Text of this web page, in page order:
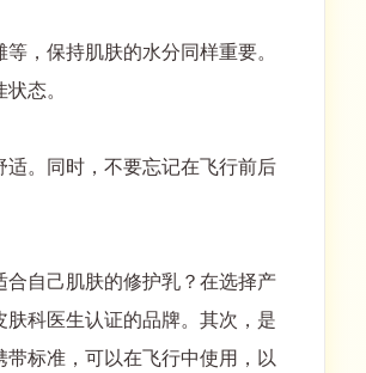
，保持肌肤的水分同样重要。
态。
。同时，不要忘记在飞行前后
自己肌肤的修护乳？在选择产
科医生认证的品牌。其次，是
标准，可以在飞行中使用，以